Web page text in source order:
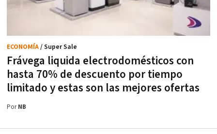
Frávega liquida electrodomésticos con
hasta 70% de descuento por tiempo
limitado y estas son las mejores ofertas
ECONOMÍA/ Super Sale
PorNB